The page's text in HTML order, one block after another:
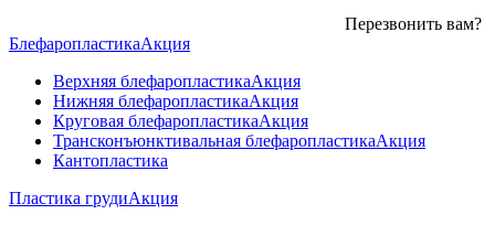
Перезвонить вам?
БлефаропластикаАкция
Верхняя блефаропластикаАкция
Нижняя блефаропластикаАкция
Круговая блефаропластикаАкция
Трансконъюнктивальная блефаропластикаАкция
Кантопластика
Пластика грудиАкция